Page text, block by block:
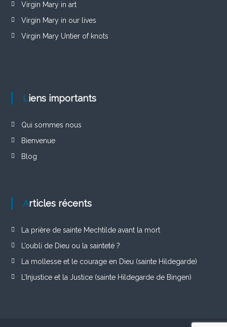
Virgin Mary in art
Virgin Mary in our lives
Virgin Mary Untier of knots
Liens importants
Qui sommes nous
Bienvenue
Blog
Articles récents
La prière de sainte Mechtilde avant la mort
L’oubli de Dieu ou la sainteté ?
La mollesse et le courage en Dieu (sainte Hildegarde)
L’Injustice et la Justice (sainte Hildegarde de Bingen)